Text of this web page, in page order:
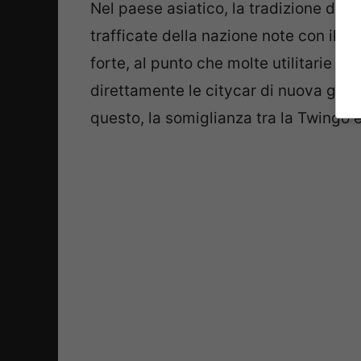
Nel paese asiatico, la tradizione di
trafficate della nazione note con il
forte, al punto che molte utilitarie
direttamente le citycar di nuova
questo, la somiglianza tra la Twingo